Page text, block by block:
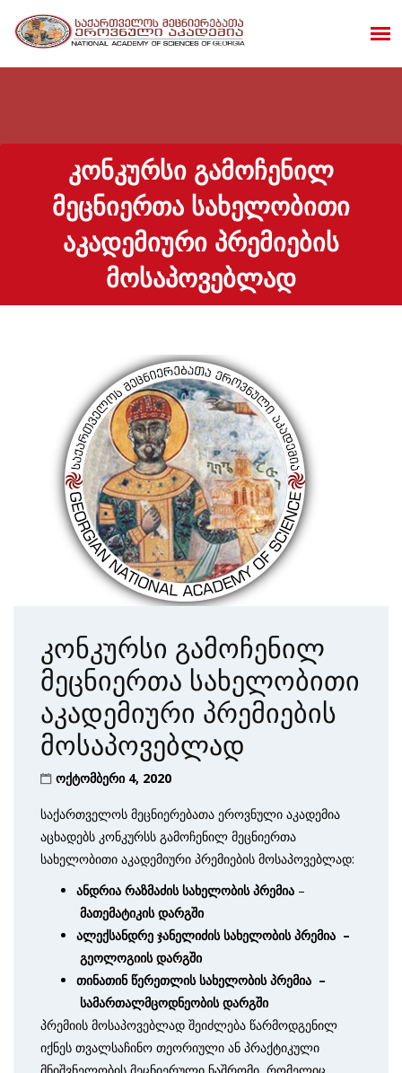
ᲙᲝᲜᲙᲣᲠᲡᲘ ᲒᲐᲛᲝᲩᲔᲜᲘᲚ
ᲛᲔᲪᲜᲘᲔᲠᲗᲐ ᲡᲐᲮᲔᲚᲝᲑᲘᲗᲘ
ᲐᲙᲐᲓᲔᲛᲘᲣᲠᲘ ᲞᲠᲔᲛᲘᲔᲑᲘᲡ
ᲛᲝᲡᲐᲞᲝᲕᲔᲑᲚᲐᲓ
კონკურსი გამოჩენილ
მეცნიერთა სახელობითი
აკადემიური პრემიების
მოსაპოვებლად
ოქტომბერი 4, 2020
საქართველოს მეცნიერებათა ეროვნული აკადემია
აცხადებს კონკურსს გამოჩენილ მეცნიერთა
სახელობითი აკადემიური პრემიების მოსაპოვებლად:
ანდრია რაზმაძის სახელობის პრემია –
მათემატიკის დარგში
ალექსანდრე ჯანელიძის სახელობის პრემია –
გეოლოგიის დარგში
თინათინ წერეთლის სახელობის პრემია –
სამართალ­მცოდნეობის დარგში
პრემიის მოსაპოვებლად შეიძლება წარმოდგენილ
იქნეს თვალსაჩინო თეორი­ული ან პრაქტიკული